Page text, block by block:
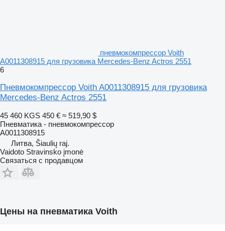
пневмокомпрессор Voith
A0011308915 для грузовика Mercedes-Benz Actros 2551
6
Пневмокомпрессор Voith A0011308915 для грузовика
Mercedes-Benz Actros 2551
45 460 KGS 450 € ≈ 519,90 $
Пневматика - пневмокомпрессор
A0011308915
Литва, Šiaulių raj.
Vaidoto Stravinsko įmonė
Связаться с продавцом
Цены на пневматика Voith